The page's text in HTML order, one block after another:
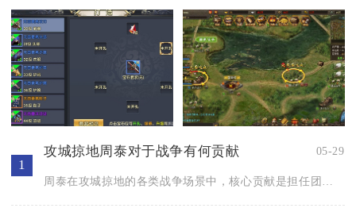
1
攻城掠地周泰对于战争有何贡献 05-29